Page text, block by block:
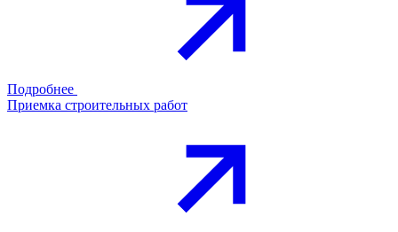
Подробнее
Приемка строительных работ